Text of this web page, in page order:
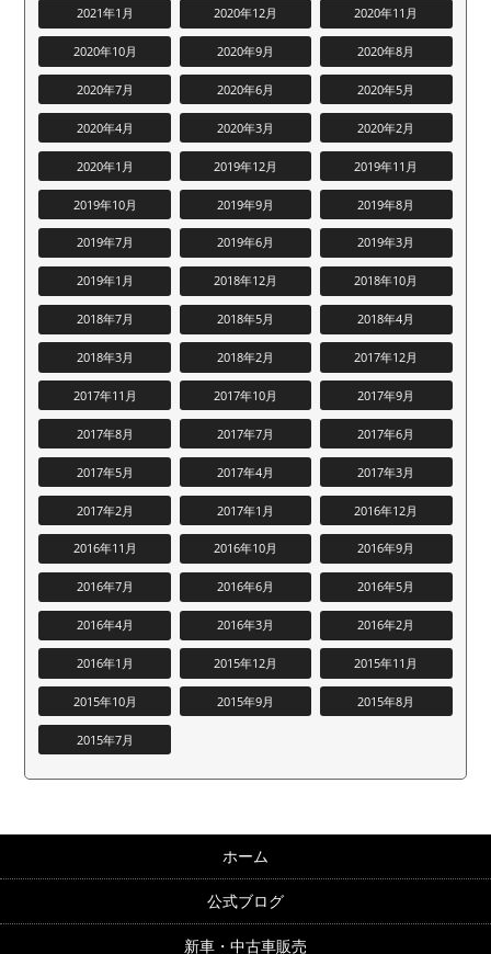
2021年1月 2020年12月 2020年11月
2020年10月 2020年9月 2020年8月
2020年7月 2020年6月 2020年5月
2020年4月 2020年3月 2020年2月
2020年1月 2019年12月 2019年11月
2019年10月 2019年9月 2019年8月
2019年7月 2019年6月 2019年3月
2019年1月 2018年12月 2018年10月
2018年7月 2018年5月 2018年4月
2018年3月 2018年2月 2017年12月
2017年11月 2017年10月 2017年9月
2017年8月 2017年7月 2017年6月
2017年5月 2017年4月 2017年3月
2017年2月 2017年1月 2016年12月
2016年11月 2016年10月 2016年9月
2016年7月 2016年6月 2016年5月
2016年4月 2016年3月 2016年2月
2016年1月 2015年12月 2015年11月
2015年10月 2015年9月 2015年8月
2015年7月
ホーム
公式ブログ
新車・中古車販売